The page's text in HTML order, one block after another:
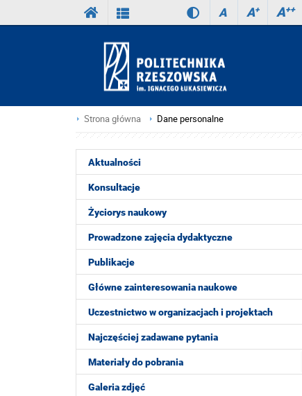
A A+ A++
Strona główna Dane personalne
Aktualności
Konsultacje
Życiorys naukowy
Prowadzone zajęcia dydaktyczne
Publikacje
Główne zainteresowania naukowe
Uczestnictwo w organizacjach i projektach
Najczęściej zadawane pytania
Materiały do pobrania
Galeria zdjęć